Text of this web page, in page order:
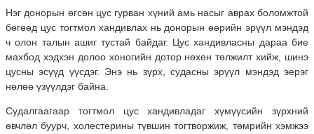
Нэг донорын өгсөн цус гурван хүний амь насыг аврах боломжтой
бөгөөд цус тогтмол хандивлах нь донорын өөрийн эрүүл мэндэд
ч олон талын ашиг тустай байдаг. Цус хандивласны дараа бие
махбод хэдхэн долоо хоногийн дотор нөхөн төлжилт хийж, шинэ
цусны эсүүд үүсдэг. Энэ нь зүрх, судасны эрүүл мэндэд эерэг
нөлөө үзүүлдэг байна.
Судалгаагаар тогтмол цус хандивладаг хүмүүсийн зүрхний
өвчлөл буурч, холестерины түвшин тогтворжиж, төмрийн хэмжээ